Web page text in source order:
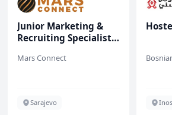
Junior Marketing &
Recruiting Specialist
Mars Connect
Sarajevo